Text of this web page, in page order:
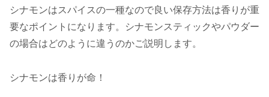
シナモンはスパイスの一種なので良い保存方法は香りが重
要なポイントになります。シナモンスティックやパウダー
の場合はどのように違うのかご説明します。
シナモンは香りが命！